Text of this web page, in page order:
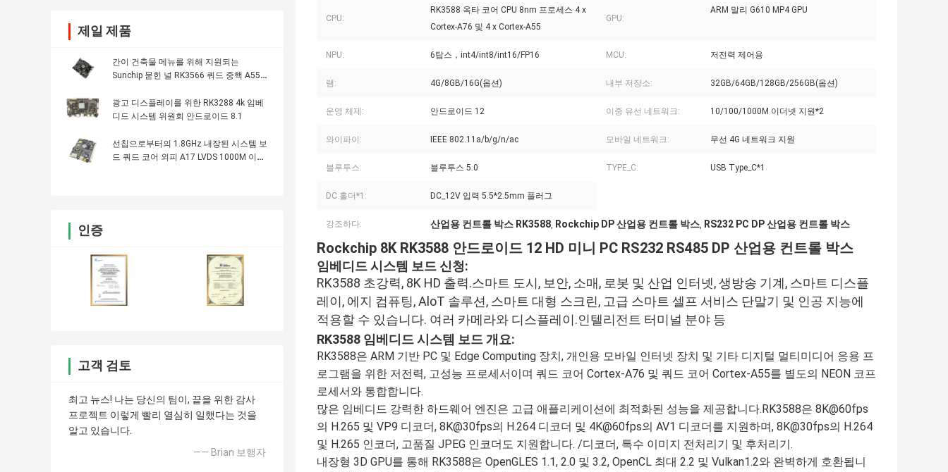
제일 제품
간이 건축물 메뉴를 위해 지원되는
Sunchip 묻힌 널 RK3566 쿼드 중핵 A55
광고 디스플레이를 위한 RK3288 4k 임베
디드 시스템 위원회 안드로이드 8.1
선칩으로부터의 1.8GHz 내장된 시스템 보
드 쿼드 코어 외피 A17 LVDS 1000M 이더
인증
고객 검토
최고 뉴스! 나는 당신의 팀이, 끝을 위한 감사
프로젝트 이렇게 빨리 열심히 일했다는 것을
알고 있습니다.
—— Brian 보행자
CPU:
RK3588 옥타 코어 CPU 8nm 프로세스 4 x
Cortex-A76 및 4 x Cortex-A55
GPU:
ARM 말리 G610 MP4 GPU
NPU: 6탑스，int4/int8/int16/FP16 MCU: 저전력 제어용
램: 4G/8GB/16G(옵션) 내부 저장소: 32GB/64GB/128GB/256GB(옵션)
운영 체제: 안드로이드 12 이중 유선 네트워크: 10/100/1000M 이더넷 지원*2
와이파이: IEEE 802.11a/b/g/n/ac 모바일 네트워크: 무선 4G 네트워크 지원
블루투스: 블루투스 5.0 TYPE_C: USB Type_C*1
DC 홀더*1: DC_12V 입력 5.5*2.5mm 플러그
강조하다: 산업용 컨트롤 박스 RK3588, Rockchip DP 산업용 컨트롤 박스, RS232 PC DP 산업용 컨트롤 박스
Rockchip 8K RK3588 안드로이드 12 HD 미니 PC RS232 RS485 DP 산업용 컨트롤 박스
임베디드 시스템 보드 신청:
RK3588 초강력, 8K HD 출력.스마트 도시, 보안, 소매, 로봇 및 산업 인터넷, 생방송 기계, 스마트 디스플
레이, 에지 컴퓨팅, AloT 솔루션, 스마트 대형 스크린, 고급 스마트 셀프 서비스 단말기 및 인공 지능에
적용할 수 있습니다. 여러 카메라와 디스플레이.인텔리전트 터미널 분야 등
RK3588 임베디드 시스템 보드 개요:
RK3588은 ARM 기반 PC 및 Edge Computing 장치, 개인용 모바일 인터넷 장치 및 기타 디지털 멀티미디어 응용 프
로그램을 위한 저전력, 고성능 프로세서이며 쿼드 코어 Cortex-A76 및 쿼드 코어 Cortex-A55를 별도의 NEON 코프
로세서와 통합합니다.
많은 임베디드 강력한 하드웨어 엔진은 고급 애플리케이션에 최적화된 성능을 제공합니다.RK3588은 8K@60fps
의 H.265 및 VP9 디코더, 8K@30fps의 H.264 디코더 및 4K@60fps의 AV1 디코더를 지원하며, 8K@30fps의 H.264
및 H.265 인코더, 고품질 JPEG 인코더도 지원합니다. /디코더, 특수 이미지 전처리기 및 후처리기.
내장형 3D GPU를 통해 RK3588은 OpenGLES 1.1, 2.0 및 3.2, OpenCL 최대 2.2 및 Vulkan1.2와 완벽하게 호환됩니